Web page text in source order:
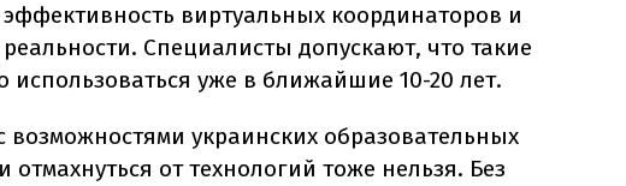
эффективность виртуальных координаторов и
Специалисты допускают, что такие
уже в ближайшие 10-20 лет.
возможностями украинских образовательных
отмахнуться от технологий тоже нельзя. Без